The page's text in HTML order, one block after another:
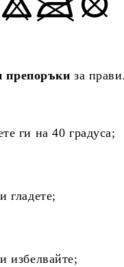
препоръкиза
ги на 40 градуса;
гладете;
избелвайте;